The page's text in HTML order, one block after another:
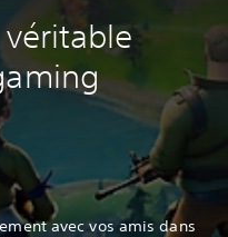
avec vos amis dans